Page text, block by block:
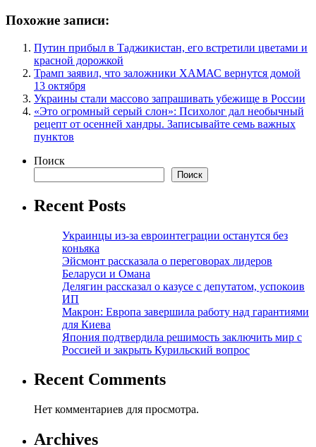
Похожие записи:
Путин прибыл в Таджикистан, его встретили цветами и
красной дорожкой
Трамп заявил, что заложники ХАМАС вернутся домой
13 октября
Украины стали массово запрашивать убежище в России
«Это огромный серый слон»: Психолог дал необычный
рецепт от осенней хандры. Записывайте семь важных
пунктов
Поиск
Поиск
Recent Posts
Украинцы из-за евроинтеграции останутся без
коньяка
Эйсмонт рассказала о переговорах лидеров
Беларуси и Омана
Делягин рассказал о казусе с депутатом, успокоив
ИП
Макрон: Европа завершила работу над гарантиями
для Киева
Япония подтвердила решимость заключить мир с
Россией и закрыть Курильский вопрос
Recent Comments
Нет комментариев для просмотра.
Archives